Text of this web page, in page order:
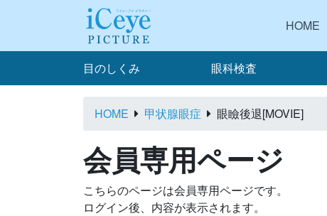
HOME
目のしくみ 眼科検査
HOME 甲状腺眼症 眼瞼後退[MOVIE]
会員専用ページ
こちらのページは会員専用ページです。
ログイン後、内容が表示されます。